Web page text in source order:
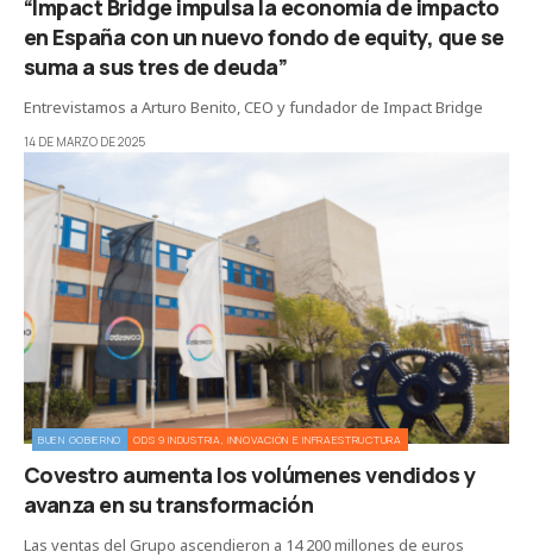
“Impact Bridge impulsa la economía de impacto
en España con un nuevo fondo de equity, que se
suma a sus tres de deuda”
Entrevistamos a Arturo Benito, CEO y fundador de Impact Bridge
14 DE MARZO DE 2025
BUEN GOBIERNO ODS 9 INDUSTRIA, INNOVACIÓN E INFRAESTRUCTURA
Covestro aumenta los volúmenes vendidos y
avanza en su transformación
Las ventas del Grupo ascendieron a 14 200 millones de euros